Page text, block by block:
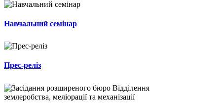
Навчальний семінар
Прес-реліз